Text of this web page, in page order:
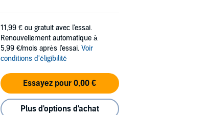
11,99 € ou gratuit avec l'essai.
Renouvellement automatique à
5,99 €/mois après l'essai. Voir
conditions d'éligibilité
Essayez pour 0,00 €
Plus d'options d'achat